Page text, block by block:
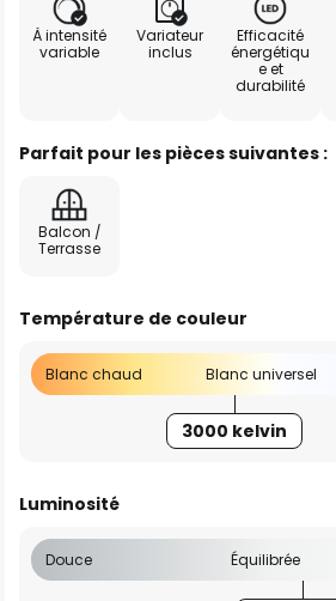
À intensité
variable
Variateur
inclus
Efficacité
énergétiqu
e et
durabilité
Parfait pour les pièces suivantes :
Balcon /
Terrasse
Température de couleur
Blanc chaud Blanc universel
3000 kelvin
Luminosité
Douce Équilibrée